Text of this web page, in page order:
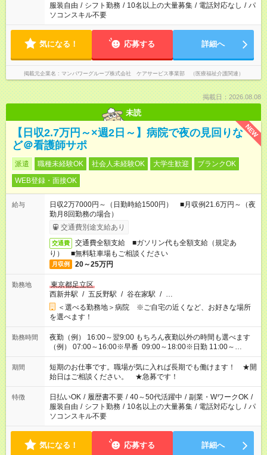
服装自由 / シフト勤務 / 10名以上の大量募集 / 電話対応なし / パ
ソコンスキル不要
気になる！ 応募する 詳細へ
掲載元企業名 マンパワーグループ株式会社 ケアサービス事業部 （医療福祉介護関連）
掲載日：2026.08.08
未読
NEW
【日収2.7万円～×週2日～】病院で夜の見回りな
ど＠看護師サポ
派遣 職種未経験OK 社会人未経験OK 大学生歓迎
ブランクOK
WEB登録・面接OK
給与
日収2万7000円～（日勤時給1500円） ■月収例21.6万円～（夜
勤月8回勤務の場合）
交通費別途支給あり
交通費
交通費全額支給 ■ガソリン代も全額支給（規定あ
り） ■無料駐車場もご相談ください
月収例 20～25万円
勤務地
東京都足立区
西新井駅 / 五反野駅 / 谷在家駅 / …
＜選べる勤務地＞病院 ※ご自宅の近くなど、お好きな場所
を選べます！
勤務時間
夜勤（例） 16:00～翌9:00 もちろん夜勤以外の時間も選べます
（例） 07:00～16:00※早番 09:00～18:00※日勤 11:00～
20:00※遅番 ※時間は、固定・選べる施設もあるので、ご希望が
あれば調整できます！ ※シフト制。勤務地により実働時間が異
なります。★家庭の都合でお休みが必要な場合も遠慮なくご相談
ください。
期間
短期のお仕事です。職場が気に入れば長期でも働けます！ ★開
始日はご相談ください。 ★急募です！
特徴 日払いOK / 履歴書不要 / 40～50代活躍中 / 副業・WワークOK /
服装自由 / シフト勤務 / 10名以上の大量募集 / 電話対応なし / パ
ソコンスキル不要
気になる！ 応募する 詳細へ